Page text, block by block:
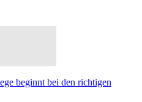
beginnt bei den richtigen